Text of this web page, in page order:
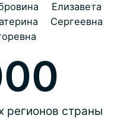
Елизавета
Сергеевна
регионов страны